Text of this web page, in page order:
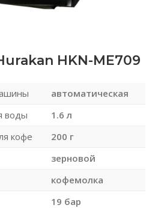
HKN-ME709
автоматическая
воды
1.6 л
кофе
200 г
зерновой
кофемолка
19 бар